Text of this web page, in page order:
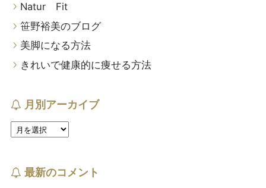
Natur Fit
笹野裕美のブログ
美脚になる方法
きれいで健康的に痩せる方法
月別アーカイブ
最新のコメント